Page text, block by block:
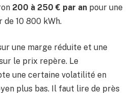
200 à 250 € par an pour une
de 10 800 kWh.
une marge réduite et une
le prix repère. Le
une certaine volatilité en
plus bas. Il faut lire de près